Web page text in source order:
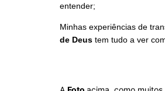
entender;
Minhas experiências de
de Deus tem tudo a ver